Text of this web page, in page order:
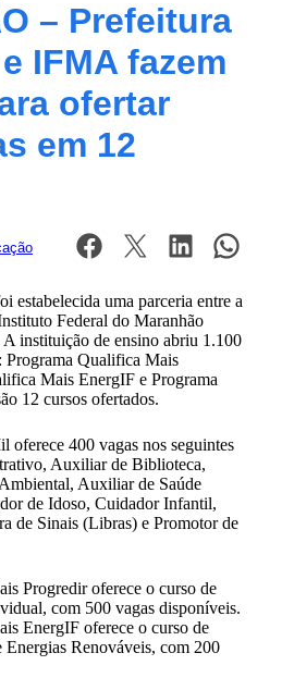
– Prefeitura
IFMA fazem
ofertar
em 12
estabelecida uma parceria entre a
Federal do Maranhão
instituição de ensino abriu 1.100
Programa Qualifica Mais
Mais EnergIF e Programa
12 cursos ofertados.
oferece 400 vagas nos seguintes
Auxiliar de Biblioteca,
Auxiliar de Saúde
de Idoso, Cuidador Infantil,
de Sinais (Libras) e Promotor de
Progredir oferece o curso de
com 500 vagas disponíveis.
EnergIF oferece o curso de
Energias Renováveis, com 200